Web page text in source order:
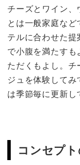
チーズとワイン
とは一般家庭な
テルに合わせた
で小腹を満たす
ただくもよし。
ジュを体験して
は季節毎に更新し
コンセプ